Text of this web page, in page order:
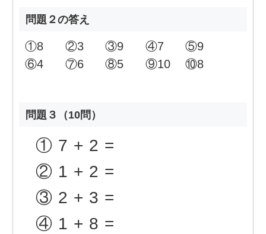
問題２の答え
①8 ②3 ③9 ④7 ⑤9
⑥4 ⑦6 ⑧5 ⑨10 ⑩8
問題３（10問）
① 7+2=
② 1+2=
③ 2+3=
④ 1+8=